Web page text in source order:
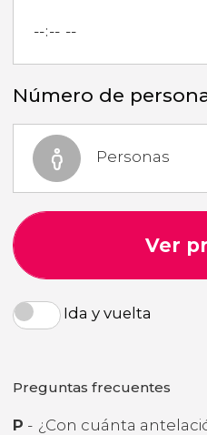
Número de
Personas
Ver
Ida y vuelta
Preguntas frecuentes
P - ¿Con cuánta